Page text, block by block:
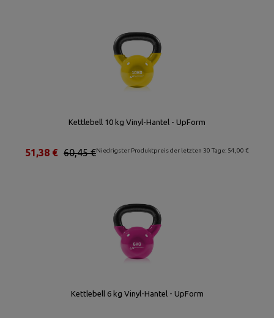
Kettlebell 10 kg Vinyl-Hantel - UpForm
Niedrigster Produktpreis der letzten 30 Tage: 54,00 €
60,45 €
51,38 €
Kettlebell 6 kg Vinyl-Hantel - UpForm